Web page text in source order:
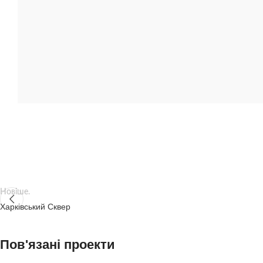
Новіше.
Харківський Сквер
Пов'язані проекти